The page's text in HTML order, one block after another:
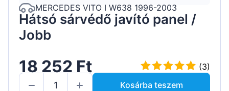
MERCEDES VITO I W638 1996-2003
Hátsó sárvédő javító panel /
Jobb
18 252 Ft
(3)
Kosárba teszem